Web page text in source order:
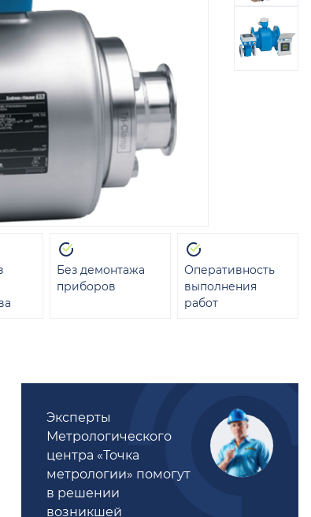
Без демонтажа
приборов
Оперативность
выполнения
работ
Эксперты
Метрологического
центра «Точка
метрологии» помогут
в решении
возникшей